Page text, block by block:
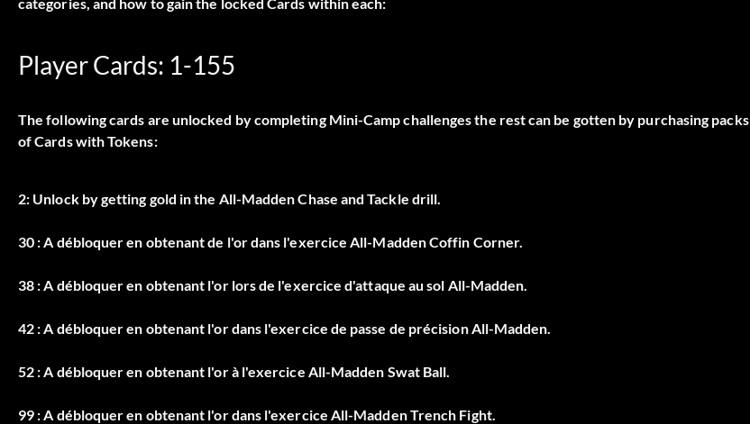
Player Cards: 1-155
The following cards are unlocked by completing Mini-Camp challenges the rest can be gotten by purchasing packs
of Cards with Tokens:
2: Unlock by getting gold in the All-Madden Chase and Tackle drill.
30 : A débloquer en obtenant de l'or dans l'exercice All-Madden Coffin Corner.
38 : A débloquer en obtenant l'or lors de l'exercice d'attaque au sol All-Madden.
42 : A débloquer en obtenant l'or dans l'exercice de passe de précision All-Madden.
52 : A débloquer en obtenant l'or à l'exercice All-Madden Swat Ball.
99 : A débloquer en obtenant l'or dans l'exercice All-Madden Trench Fight.